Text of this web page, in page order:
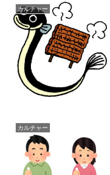
カルチャー
カルチャー